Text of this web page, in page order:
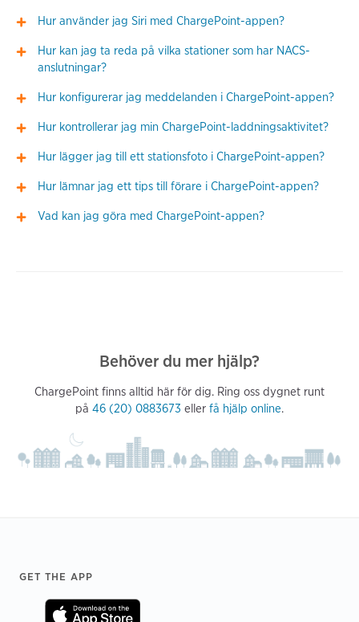
Hur använder jag Siri med ChargePoint-appen?
Hur kan jag ta reda på vilka stationer som har NACS-
anslutningar?
Hur konfigurerar jag meddelanden i ChargePoint-appen?
Hur kontrollerar jag min ChargePoint-laddningsaktivitet?
Hur lägger jag till ett stationsfoto i ChargePoint-appen?
Hur lämnar jag ett tips till förare i ChargePoint-appen?
Vad kan jag göra med ChargePoint-appen?
Behöver du mer hjälp?
ChargePoint finns alltid här för dig. Ring oss dygnet runt
på 46 (20) 0883673 eller få hjälp online.
Footer
GET THE APP